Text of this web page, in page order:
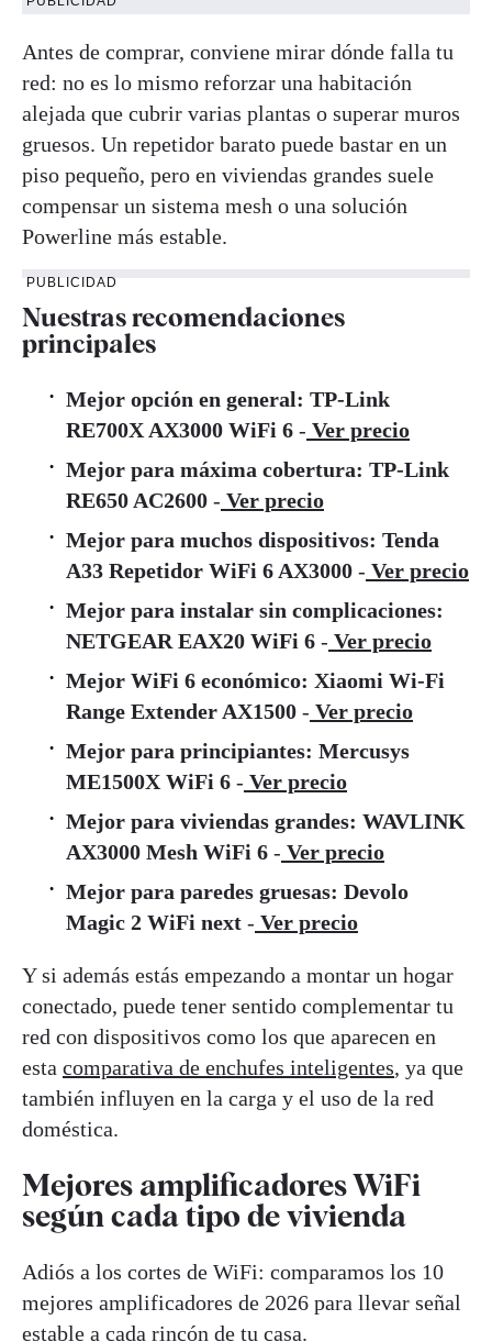
Antes de comprar, conviene mirar dónde falla tu
red: no es lo mismo reforzar una habitación
alejada que cubrir varias plantas o superar muros
gruesos. Un repetidor barato puede bastar en un
piso pequeño, pero en viviendas grandes suele
compensar un sistema mesh o una solución
Powerline más estable.
PUBLICIDAD
Nuestras recomendaciones
principales
Mejor opción en general: TP-Link
RE700X AX3000 WiFi 6 - Ver precio
Mejor para máxima cobertura: TP-Link
RE650 AC2600 - Ver precio
Mejor para muchos dispositivos: Tenda
A33 Repetidor WiFi 6 AX3000 - Ver precio
Mejor para instalar sin complicaciones:
NETGEAR EAX20 WiFi 6 - Ver precio
Mejor WiFi 6 económico: Xiaomi Wi-Fi
Range Extender AX1500 - Ver precio
Mejor para principiantes: Mercusys
ME1500X WiFi 6 - Ver precio
Mejor para viviendas grandes: WAVLINK
AX3000 Mesh WiFi 6 - Ver precio
Mejor para paredes gruesas: Devolo
Magic 2 WiFi next - Ver precio
Y si además estás empezando a montar un hogar
conectado, puede tener sentido complementar tu
red con dispositivos como los que aparecen en
esta comparativa de enchufes inteligentes, ya que
también influyen en la carga y el uso de la red
doméstica.
Mejores amplificadores WiFi
según cada tipo de vivienda
Adiós a los cortes de WiFi: comparamos los 10
mejores amplificadores de 2026 para llevar señal
estable a cada rincón de tu casa.